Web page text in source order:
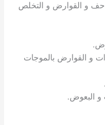
و القوارض و التخلص
و القوارض بالموجات
و البعوض.